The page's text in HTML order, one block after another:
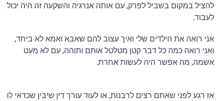
להציל במקום בשביל לפרק, עם אותה אנרגיה והשקעה זה היה יכול
לעבוד.
אני רואה את הילדים שלי ואיך עצוב להם שאבא ואמא לא ביחד,
ואני רואה כמה כל דבר קטן מטלטל אותם ותוהה, עם לא מעט
אשמה, מה אפשר היה לעשות אחרת.
אז רגע לפני שאתם רצים לרבנות, או לעוד עורך דין שיבין שכדאי לו